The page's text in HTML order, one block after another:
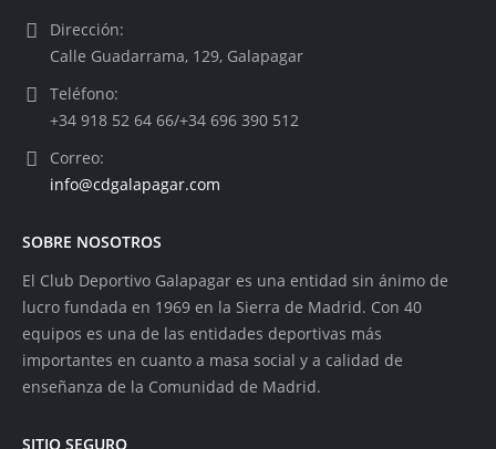
Dirección:
Calle Guadarrama, 129, Galapagar
Teléfono:
+34 918 52 64 66/+34 696 390 512
Correo:
info@cdgalapagar.com
SOBRE NOSOTROS
El Club Deportivo Galapagar es una entidad sin ánimo de
lucro fundada en 1969 en la Sierra de Madrid. Con 40
equipos es una de las entidades deportivas más
importantes en cuanto a masa social y a calidad de
enseñanza de la Comunidad de Madrid.
SITIO SEGURO